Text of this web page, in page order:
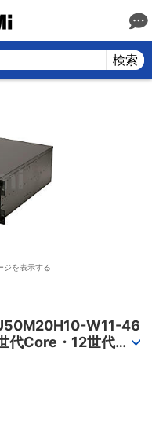
検索
ジを表示する
W11-46
代Core・12世代